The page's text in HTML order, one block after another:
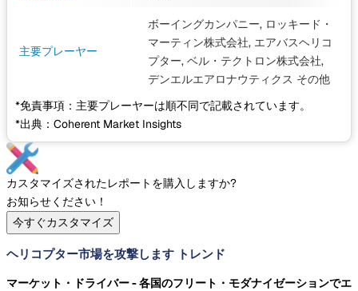
主要プレーヤー
ボーイングカンパニー, ロッキード・
マーティン株式会社, エアバスヘリコ
プター, ベル・テクトロン株式会社,
デンエルエアロナウティクス その他
*免責事項：主要プレーヤーは順不同で記載されています。
*出典：Coherent Market Insights
カスタマイズされたレポートを購入しますか?
お知らせください！
今すぐカスタマイズ
ヘリコプター市場を攻撃します トレンド
マーケット・ドライバー - 各国のフリート・モダナイゼーションでエ